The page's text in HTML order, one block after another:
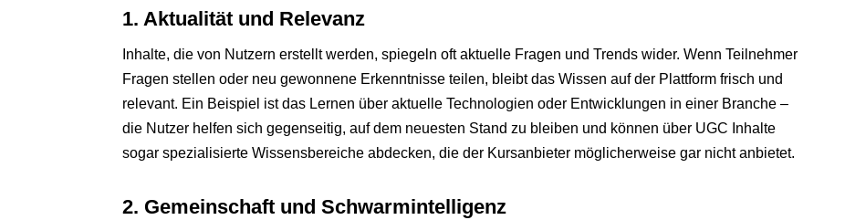
1. Aktualität und Relevanz
Inhalte, die von Nutzern erstellt werden, spiegeln oft aktuelle Fragen und Trends wider. Wenn Teilnehmer
Fragen stellen oder neu gewonnene Erkenntnisse teilen, bleibt das Wissen auf der Plattform frisch und
relevant. Ein Beispiel ist das Lernen über aktuelle Technologien oder Entwicklungen in einer Branche –
die Nutzer helfen sich gegenseitig, auf dem neuesten Stand zu bleiben und können über UGC Inhalte
sogar spezialisierte Wissensbereiche abdecken, die der Kursanbieter möglicherweise gar nicht anbietet.
2. Gemeinschaft und Schwarmintelligenz